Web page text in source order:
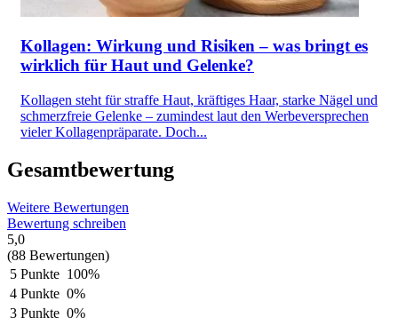
Kollagen: Wirkung und Risiken – was bringt es
wirklich für Haut und Gelenke?
Kollagen steht für straffe Haut, kräftiges Haar, starke Nägel und
schmerzfreie Gelenke – zumindest laut den Werbeversprechen
vieler Kollagenpräparate. Doch...
Gesamtbewertung
Weitere Bewertungen
Bewertung schreiben
5,0
(88 Bewertungen)
5 Punkte 100%
4 Punkte 0%
3 Punkte 0%